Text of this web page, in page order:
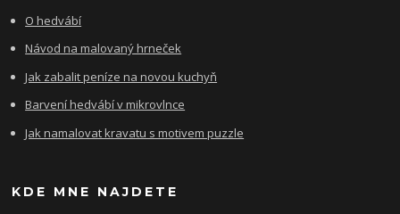
O hedvábí
Návod na malovaný hrneček
Jak zabalit peníze na novou kuchyň
Barvení hedvábí v mikrovlnce
Jak namalovat kravatu s motivem puzzle
KDE MNE NAJDETE